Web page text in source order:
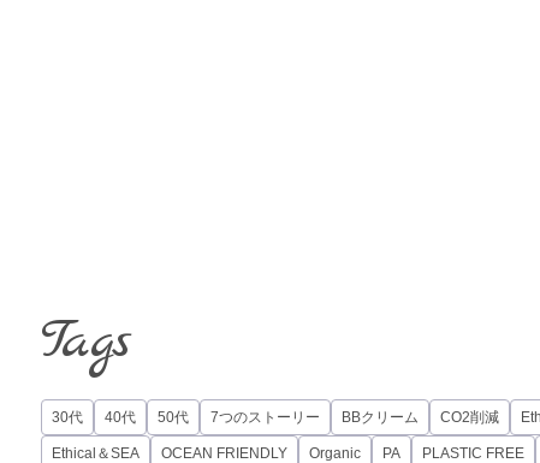
Tags
30代 40代 50代 7つのストーリー BBクリーム CO2削減
Ethical＆SEA OCEAN FRIENDLY Organic PA PLASTIC FREE